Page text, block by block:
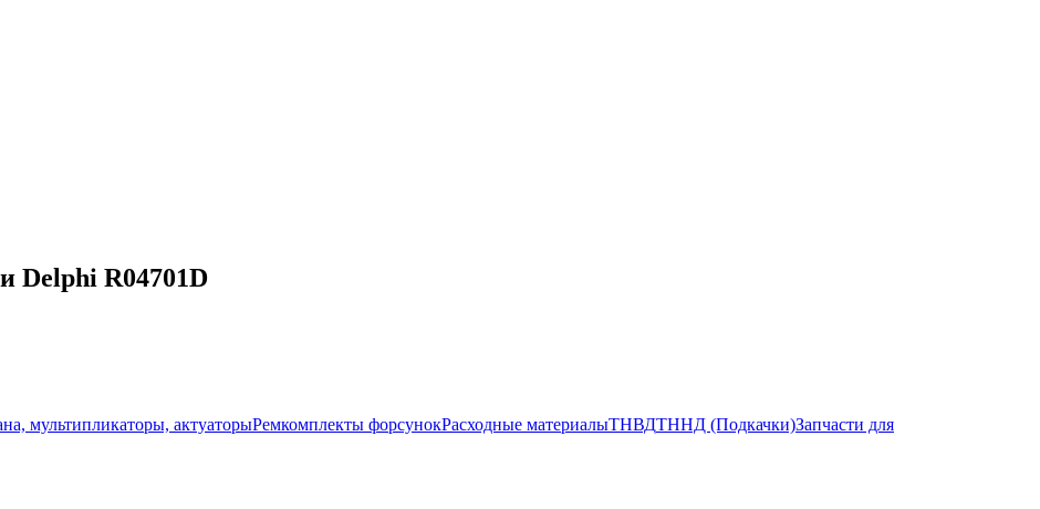
Delphi R04701D
мультипликаторы, актуаторыРемкомплекты форсунокРасходные материалыТНВДТННД (Подкачки)Запчасти для